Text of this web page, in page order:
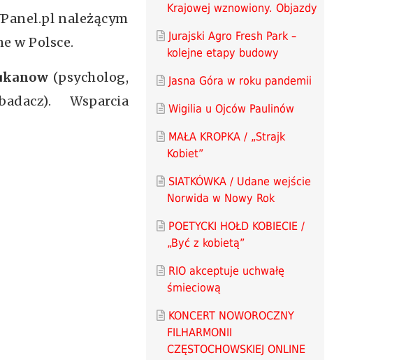
należącym
w Polsce.
(psycholog,
Wsparcia
Krajowej wznowiony. Objazdy
Jurajski Agro Fresh Park –
kolejne etapy budowy
Jasna Góra w roku pandemii
Wigilia u Ojców Paulinów
MAŁA KROPKA / „Strajk
Kobiet”
SIATKÓWKA / Udane wejście
Norwida w Nowy Rok
POETYCKI HOŁD KOBIECIE /
„Być z kobietą”
RIO akceptuje uchwałę
śmieciową
KONCERT NOWOROCZNY
FILHARMONII
CZĘSTOCHOWSKIEJ ONLINE